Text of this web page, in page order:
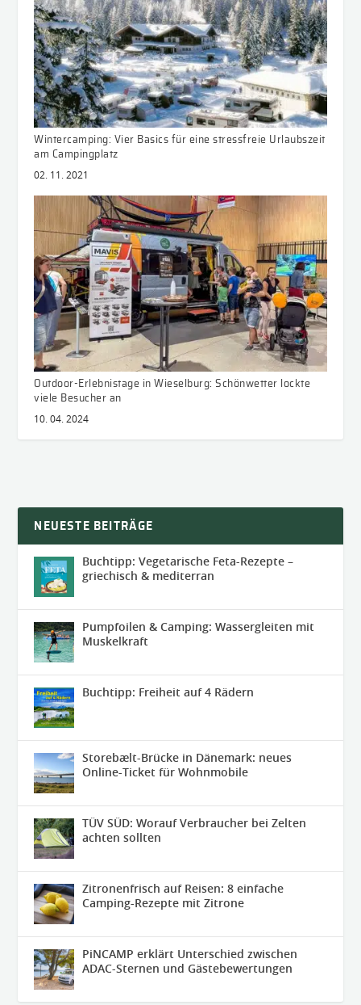
Wintercamping: Vier Basics für eine stressfreie Urlaubszeit
am Campingplatz
02. 11. 2021
Outdoor-Erlebnistage in Wieselburg: Schönwetter lockte
viele Besucher an
10. 04. 2024
NEUESTE BEITRÄGE
Buchtipp: Vegetarische Feta-Rezepte –
griechisch & mediterran
Pumpfoilen & Camping: Wassergleiten mit
Muskelkraft
Buchtipp: Freiheit auf 4 Rädern
Storebælt-Brücke in Dänemark: neues
Online-Ticket für Wohnmobile
TÜV SÜD: Worauf Verbraucher bei Zelten
achten sollten
Zitronenfrisch auf Reisen: 8 einfache
Camping-Rezepte mit Zitrone
PiNCAMP erklärt Unterschied zwischen
ADAC-Sternen und Gästebewertungen